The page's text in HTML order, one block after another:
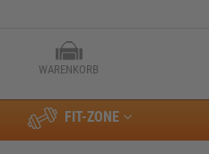
WARENKORB
FIT-ZONE